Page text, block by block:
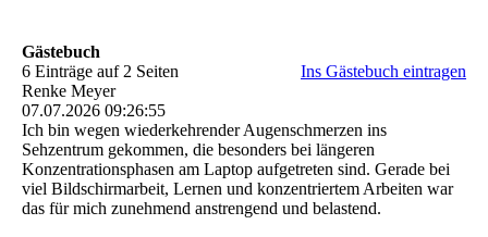
Gästebuch
6 Einträge auf 2 Seiten
Ins Gästebuch eintragen
Renke Meyer
07.07.2026 09:26:55
Ich bin wegen wiederkehrender Augenschmerzen ins
Sehzentrum gekommen, die besonders bei längeren
Konzentrationsphasen am Laptop aufgetreten sind. Gerade bei
viel Bildschirmarbeit, Lernen und konzentriertem Arbeiten war
das für mich zunehmend anstrengend und belastend.